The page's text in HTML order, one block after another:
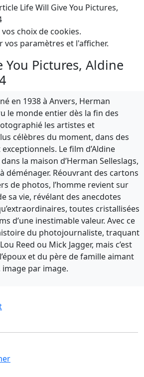
choix de cookies.
vos paramètres et l'afficher.
You Pictures, Aldine
en 1938 à Anvers, Herman
le monde entier dès la fin des
les artistes et
célèbres du moment, dans des
Le film d’Aldine
la maison d’Herman Selleslags,
déménager. Réouvrant des cartons
de photos, l’homme revient sur
sa vie, révélant des anecdotes
toutes cristallisées
d’une inestimable valeur. Avec ce
du photojournaliste, traquant
Reed ou Mick Jagger, mais c’est
et du père de famille aimant
par image.